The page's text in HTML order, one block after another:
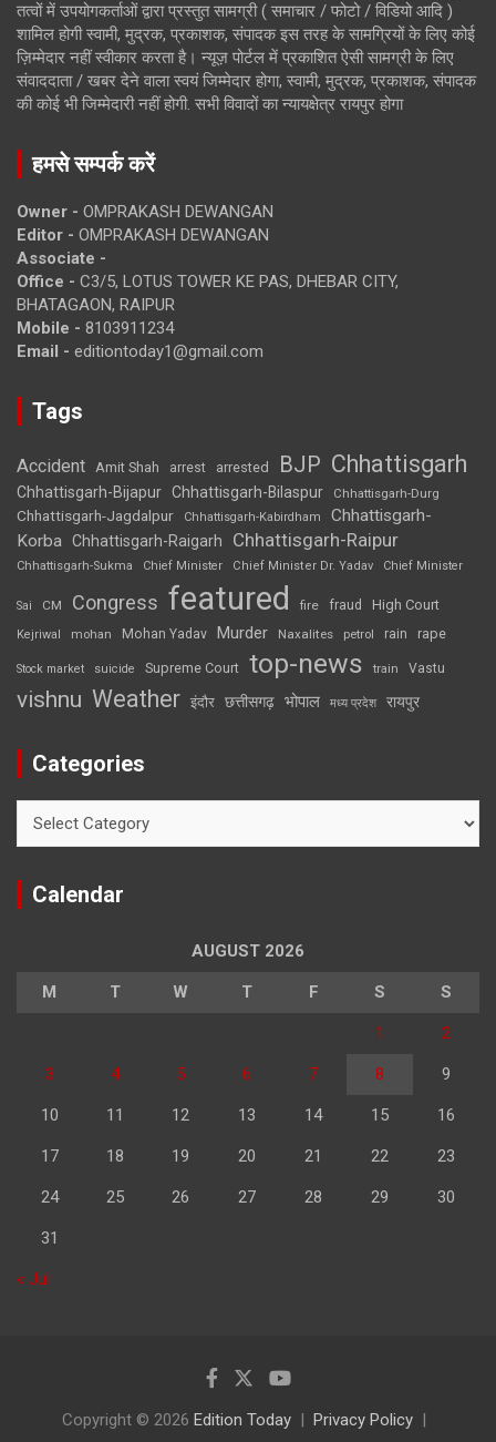
तत्वों में उपयोगकर्ताओं द्वारा प्रस्तुत सामग्री ( समाचार / फोटो / विडियो आदि )
शामिल होगी स्वामी, मुद्रक, प्रकाशक, संपादक इस तरह के सामग्रियों के लिए कोई
ज़िम्मेदार नहीं स्वीकार करता है। न्यूज़ पोर्टल में प्रकाशित ऐसी सामग्री के लिए
संवाददाता / खबर देने वाला स्वयं जिम्मेदार होगा, स्वामी, मुद्रक, प्रकाशक, संपादक
की कोई भी जिम्मेदारी नहीं होगी. सभी विवादों का न्यायक्षेत्र रायपुर होगा
हमसे सम्पर्क करें
Owner - OMPRAKASH DEWANGAN
Editor - OMPRAKASH DEWANGAN
Associate -
Office - C3/5, LOTUS TOWER KE PAS, DHEBAR CITY,
BHATAGAON, RAIPUR
Mobile - 8103911234
Email - editiontoday1@gmail.com
Tags
Accident Amit Shah arrest arrested BJP Chhattisgarh
Chhattisgarh-Bijapur Chhattisgarh-Bilaspur Chhattisgarh-Durg
Chhattisgarh-Jagdalpur Chhattisgarh-Kabirdham
Chhattisgarh-
Korba Chhattisgarh-Raigarh Chhattisgarh-Raipur
Chhattisgarh-Sukma Chief Minister Chief Minister Dr. Yadav Chief Minister
Sai CM Congress featured fire fraud High Court
Kejriwal mohan Mohan Yadav Murder Naxalites petrol rain rape
Stock market suicide Supreme Court top-news train Vastu
vishnu Weather इंदौर छत्तीसगढ़ भोपाल मध्य प्रदेश रायपुर
Categories
Calendar
AUGUST 2026
M T W T F S S
1 2
3 4 5 6 7 8 9
10 11 12 13 14 15 16
17 18 19 20 21 22 23
24 25 26 27 28 29 30
31
« Jul
Copyright © 2026 Edition Today
Privacy Policy